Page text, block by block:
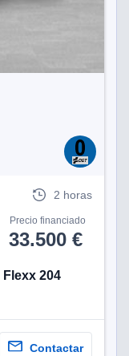
2 horas
Precio financiado
33.500 €
204
Contactar